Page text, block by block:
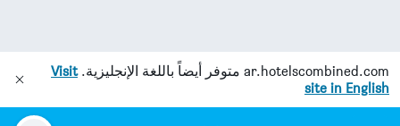
ar.hotelscombined.com متوفر أيضاً باللغة الإنجليزية.Visit
site in English